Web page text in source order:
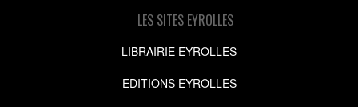
LES SITES EYROLLES
LIBRAIRIE EYROLLES
EDITIONS EYROLLES